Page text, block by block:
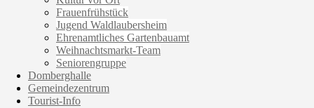
Frauenfrühstück
Jugend Waldlaubersheim
Ehrenamtliches Gartenbauamt
Weihnachtsmarkt-Team
Seniorengruppe
Domberghalle
Gemeindezentrum
Tourist-Info